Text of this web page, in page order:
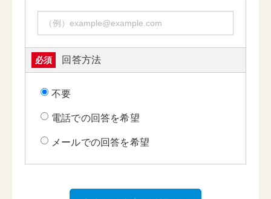
必須 回答方法
不要
電話での回答を希望
メールでの回答を希望